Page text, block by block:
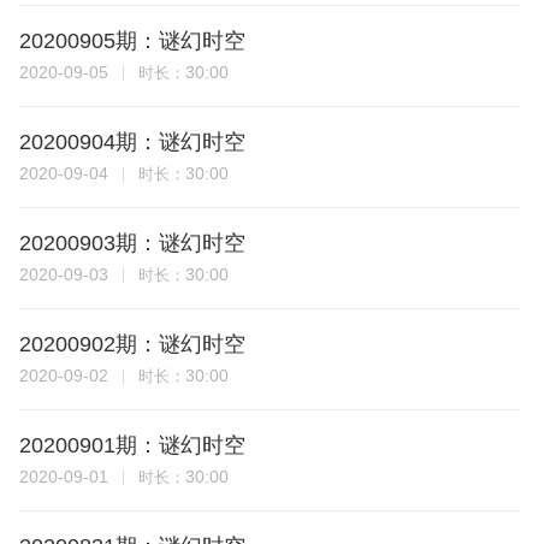
20200905期：谜幻时空
2020-09-05 时长： 30:00
20200904期：谜幻时空
2020-09-04 时长： 30:00
20200903期：谜幻时空
2020-09-03 时长： 30:00
20200902期：谜幻时空
2020-09-02 时长： 30:00
20200901期：谜幻时空
2020-09-01 时长： 30:00